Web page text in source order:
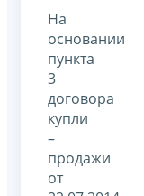
На
основании
пункта
3
договора
купли
–
продажи
от